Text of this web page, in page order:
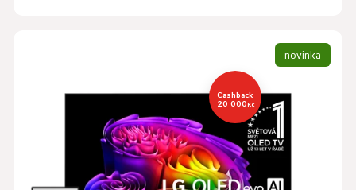
novinka
Cashback
20 000Kč